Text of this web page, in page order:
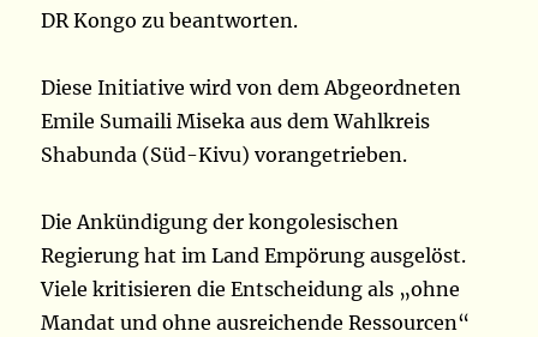
DR Kongo zu beantworten.
Diese Initiative wird von dem Abgeordneten
Emile Sumaili Miseka aus dem Wahlkreis
Shabunda (Süd-Kivu) vorangetrieben.
Die Ankündigung der kongolesischen
Regierung hat im Land Empörung ausgelöst.
Viele kritisieren die Entscheidung als „ohne
Mandat und ohne ausreichende Ressourcen“